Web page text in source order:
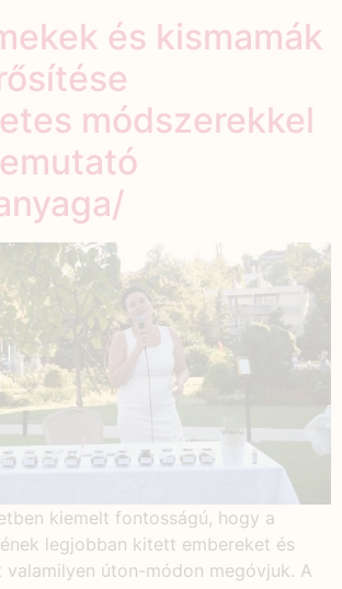
és kismamák
módszerekkel
kiemelt fontosságú, hogy a
legjobban kitett embereket és
valamilyen úton-módon megóvjuk. A